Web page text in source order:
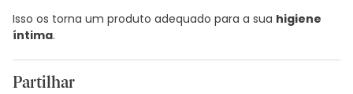
Isso os torna um produto adequado para a sua higiene
íntima.
Partilhar